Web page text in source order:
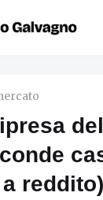
reddito)